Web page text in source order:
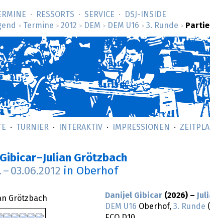
RESSORTS SERVICE
DSJ-­INSIDE
> Termine > 2012 > DEM > DEM U16 > 3. Runde >
TURNIER INTERAKTIV IMPRESSIONEN
Grötzbach
– 03.06.2012 in Oberhof
Grötzbach Danijel Gibicar (2026) –
DEM U16 Oberhof, 3. Runde